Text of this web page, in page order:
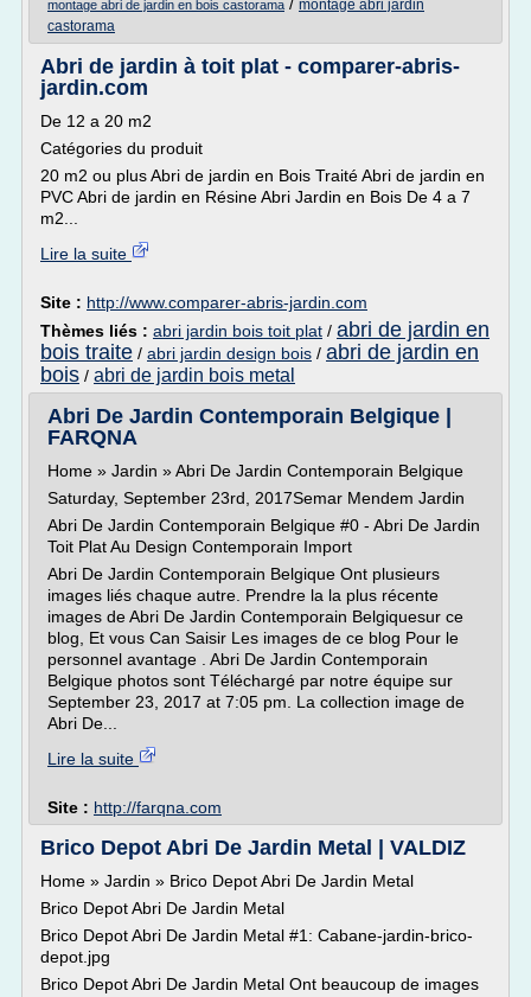
montage abri de jardin en bois castorama
montage abri jardin
castorama
Abri de jardin à toit plat - comparer-abris-
jardin.com
De 12 a 20 m2
Catégories du produit
20 m2 ou plus Abri de jardin en Bois Traité Abri de jardin en
PVC Abri de jardin en Résine Abri Jardin en Bois De 4 a 7
m2...
Lire la suite
Site : http://www.comparer-abris-jardin.com
Thèmes liés : abri jardin bois toit plat / abri de jardin en
bois traite / abri jardin design bois / abri de jardin en
bois / abri de jardin bois metal
Abri De Jardin Contemporain Belgique |
FARQNA
Home » Jardin » Abri De Jardin Contemporain Belgique
Saturday, September 23rd, 2017Semar Mendem Jardin
Abri De Jardin Contemporain Belgique #0 - Abri De Jardin
Toit Plat Au Design Contemporain Import
Abri De Jardin Contemporain Belgique Ont plusieurs
images liés chaque autre. Prendre la la plus récente
images de Abri De Jardin Contemporain Belgiquesur ce
blog, Et vous Can Saisir Les images de ce blog Pour le
personnel avantage . Abri De Jardin Contemporain
Belgique photos sont Téléchargé par notre équipe sur
September 23, 2017 at 7:05 pm. La collection image de
Abri De...
Lire la suite
Site : http://farqna.com
Brico Depot Abri De Jardin Metal | VALDIZ
Home » Jardin » Brico Depot Abri De Jardin Metal
Brico Depot Abri De Jardin Metal
Brico Depot Abri De Jardin Metal #1: Cabane-jardin-brico-
depot.jpg
Brico Depot Abri De Jardin Metal Ont beaucoup de images